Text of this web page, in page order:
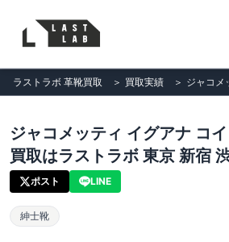
ラストラボ 革靴買取 ＞ 買取実績 ＞ ジャコメ
ジャコメッティ イグアナ コ
買取はラストラボ 東京 新宿
ポスト LINE
紳士靴